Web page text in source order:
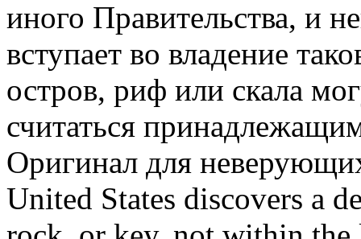
иного Правительства, и
вступает во владение
остров, риф или скала
считаться
Оригинал для
United States discovers a